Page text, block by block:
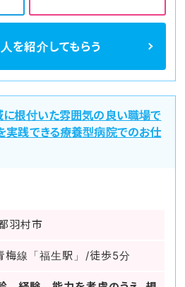
を紹介してもらう
に根付いた雰囲気の良い職場で
実践できる療養型病院でのお仕
羽村市
梅線「福生駅」/徒歩5分